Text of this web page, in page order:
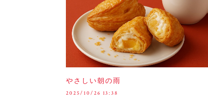
やさしい朝の雨
2025/10/26 13:38